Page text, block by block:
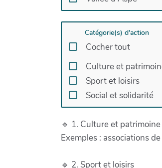
Catégorie(s) d'action
Cocher tout
Culture et
Sport et loisirs
Social et solidarité
🔹 1. Culture et patrimoine
Exemples : associations
🔹 2. Sport et loisirs